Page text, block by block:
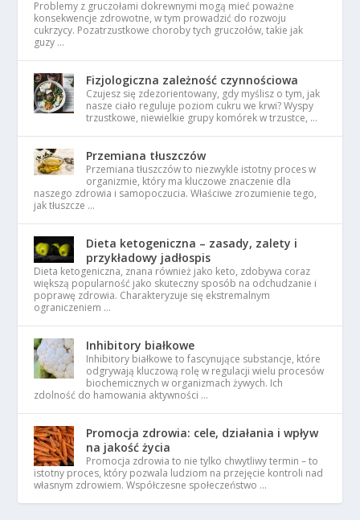
Problemy z gruczołami dokrewnymi mogą mieć poważne
konsekwencje zdrowotne, w tym prowadzić do rozwoju
cukrzycy. Pozatrzustkowe choroby tych gruczołów, takie jak
guzy …
Fizjologiczna zależność czynnościowa
Czujesz się zdezorientowany, gdy myślisz o tym, jak
nasze ciało reguluje poziom cukru we krwi? Wyspy
trzustkowe, niewielkie grupy komórek w trzustce, …
Przemiana tłuszczów
Przemiana tłuszczów to niezwykle istotny proces w
organizmie, który ma kluczowe znaczenie dla
naszego zdrowia i samopoczucia. Właściwe zrozumienie tego,
jak tłuszcze …
Dieta ketogeniczna – zasady, zalety i
przykładowy jadłospis
Dieta ketogeniczna, znana również jako keto, zdobywa coraz
większą popularność jako skuteczny sposób na odchudzanie i
poprawę zdrowia. Charakteryzuje się ekstremalnym
ograniczeniem …
Inhibitory białkowe
Inhibitory białkowe to fascynujące substancje, które
odgrywają kluczową rolę w regulacji wielu procesów
biochemicznych w organizmach żywych. Ich
zdolność do hamowania aktywności …
Promocja zdrowia: cele, działania i wpływ
na jakość życia
Promocja zdrowia to nie tylko chwytliwy termin – to
istotny proces, który pozwala ludziom na przejęcie kontroli nad
własnym zdrowiem. Współczesne społeczeństwo …